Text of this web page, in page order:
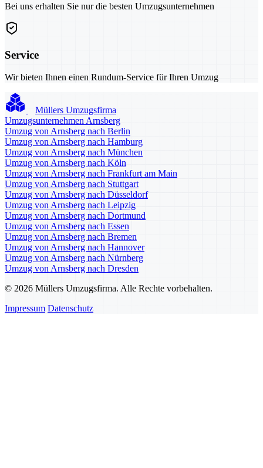
Bei uns erhalten Sie nur die besten Umzugsunternehmen
Service
Wir bieten Ihnen einen Rundum-Service für Ihren Umzug
Müllers Umzugsfirma
Umzugsunternehmen Arnsberg
Umzug von Arnsberg nach Berlin
Umzug von Arnsberg nach Hamburg
Umzug von Arnsberg nach München
Umzug von Arnsberg nach Köln
Umzug von Arnsberg nach Frankfurt am Main
Umzug von Arnsberg nach Stuttgart
Umzug von Arnsberg nach Düsseldorf
Umzug von Arnsberg nach Leipzig
Umzug von Arnsberg nach Dortmund
Umzug von Arnsberg nach Essen
Umzug von Arnsberg nach Bremen
Umzug von Arnsberg nach Hannover
Umzug von Arnsberg nach Nürnberg
Umzug von Arnsberg nach Dresden
© 2026 Müllers Umzugsfirma. Alle Rechte vorbehalten.
Impressum Datenschutz